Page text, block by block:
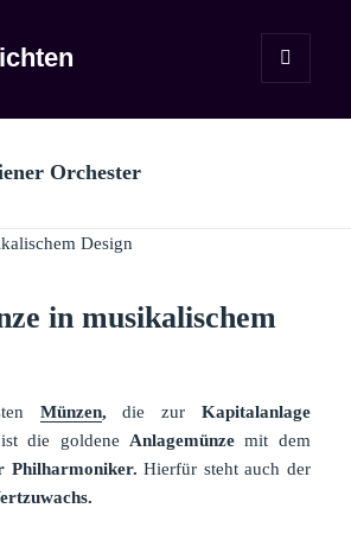
WIDGETS
Orchester
in musikalischem
Münzen, die zur Kapitalanlage
die goldene Anlagemünzemit dem
Philharmoniker. Hierfür steht auch der